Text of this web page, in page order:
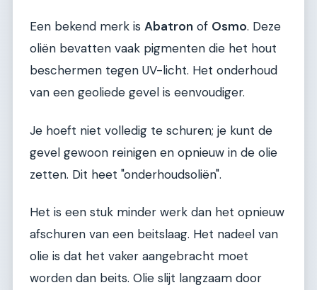
Een bekend merk is Abatron of Osmo. Deze
oliën bevatten vaak pigmenten die het hout
beschermen tegen UV-licht. Het onderhoud
van een geoliede gevel is eenvoudiger.
Je hoeft niet volledig te schuren; je kunt de
gevel gewoon reinigen en opnieuw in de olie
zetten. Dit heet "onderhoudsoliën".
Het is een stuk minder werk dan het opnieuw
afschuren van een beitslaag. Het nadeel van
olie is dat het vaker aangebracht moet
worden dan beits. Olie slijt langzaam door